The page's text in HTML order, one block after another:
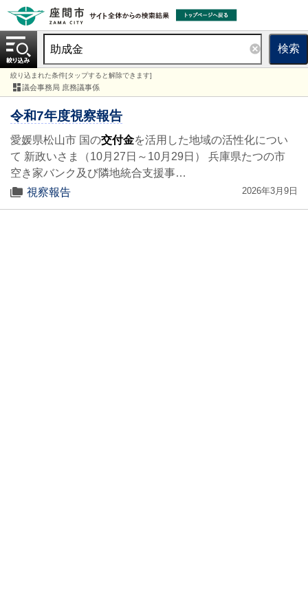
検索
絞り込まれた条件[タップすると解除できます]
議会事務局 庶務議事係
令和7年度視察報告
愛媛県松山市 国の交付金を活用した地域の活性化につい
て 新政いさま（10月27日～10月29日） 兵庫県たつの市
空き家バンク及び隣地統合支援事…
視察報告
2026年3月9日